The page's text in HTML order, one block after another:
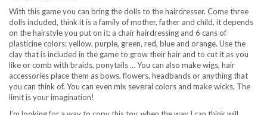
With this game you can bring the dolls to the hairdresser. Come three
dolls included, think it is a family of mother, father and child, it depends
on the hairstyle you put on it; a chair hairdressing and 6 cans of
plasticine colors: yellow, purple, green, red, blue and orange. Use the
clay that is included in the game to grow their hair and to cut it as you
like or comb with braids, ponytails … You can also make wigs, hair
accessories place them as bows, flowers, headbands or anything that
you can think of. You can even mix several colors and make wicks, The
limit is your imagination!